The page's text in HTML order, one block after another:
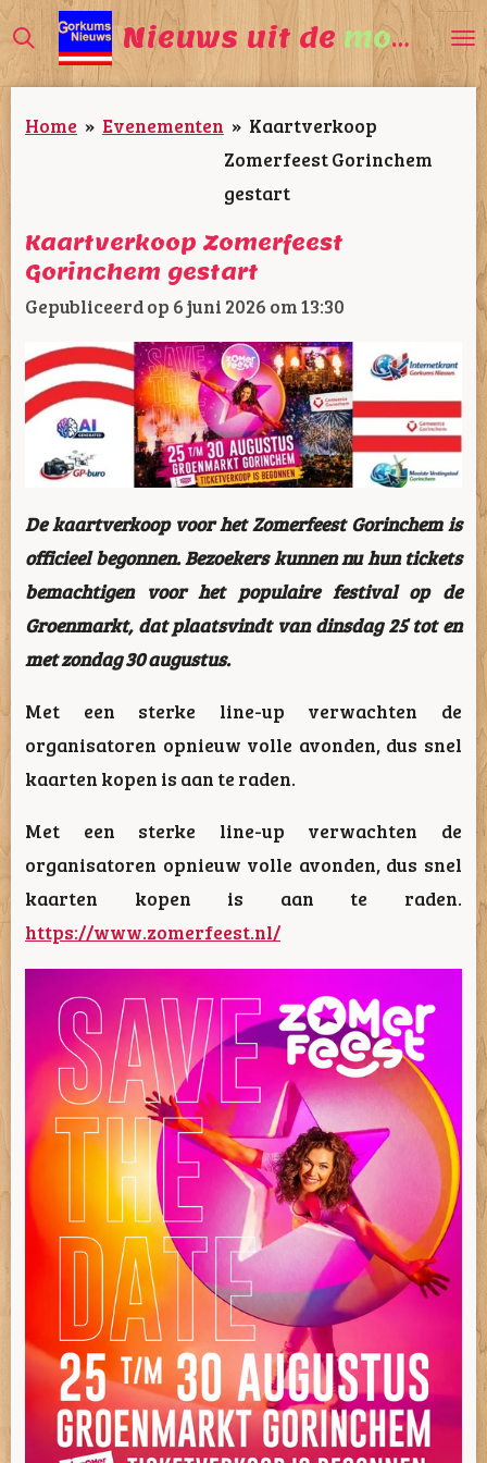
Ga
direct
naar
de
Nieuws uit de mooiste
Home » Evenementen » Kaartverkoop
Zomerfeest Gorinchem
gestart
Kaartverkoop Zomerfeest
Gorinchem gestart
Gepubliceerd op 6 juni 2026 om 13:30
De kaartverkoop voor het Zomerfeest Gorinchem is
officieel begonnen. Bezoekers kunnen nu hun tickets
bemachtigen voor het populaire festival op de
Groenmarkt, dat plaatsvindt van dinsdag 25 tot en
met zondag 30 augustus.
Met een sterke line-up verwachten de
organisatoren opnieuw volle avonden, dus snel
kaarten kopen is aan te raden.
Met een sterke line-up verwachten de
organisatoren opnieuw volle avonden, dus snel
kaarten kopen is aan te raden.
https://www.zomerfeest.nl/